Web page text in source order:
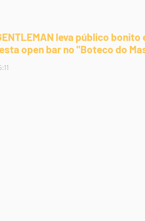
leva público bonito
open bar no "Boteco do